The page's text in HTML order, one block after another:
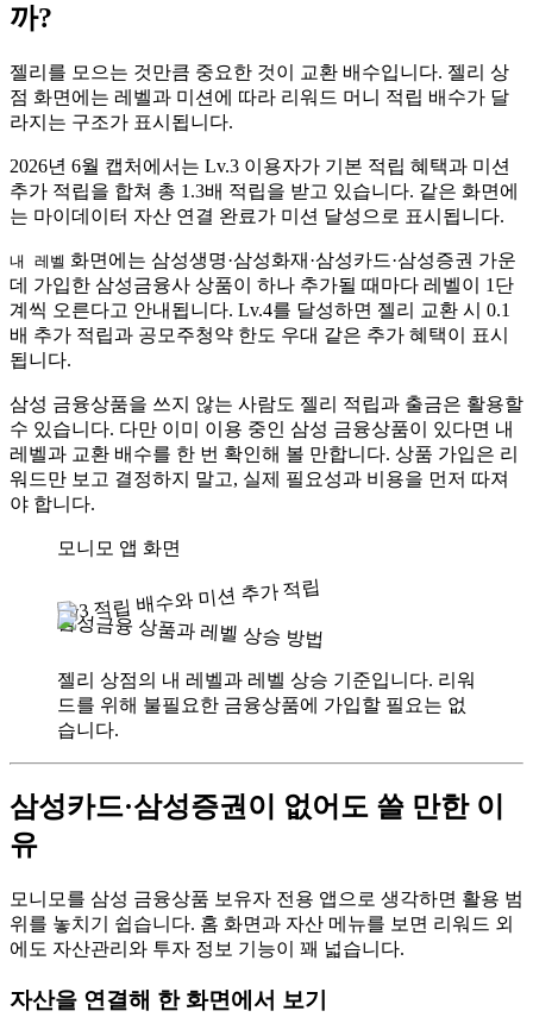
까?
젤리를 모으는 것만큼 중요한 것이 교환 배수입니다. 젤리 상
점 화면에는 레벨과 미션에 따라 리워드 머니 적립 배수가 달
라지는 구조가 표시됩니다.
2026년 6월 캡처에서는 Lv.3 이용자가 기본 적립 혜택과 미션
추가 적립을 합쳐 총 1.3배 적립을 받고 있습니다. 같은 화면에
는 마이데이터 자산 연결 완료가 미션 달성으로 표시됩니다.
내 레벨 화면에는 삼성생명·삼성화재·삼성카드·삼성증권 가운
데 가입한 삼성금융사 상품이 하나 추가될 때마다 레벨이 1단
계씩 오른다고 안내됩니다. Lv.4를 달성하면 젤리 교환 시 0.1
배 추가 적립과 공모주청약 한도 우대 같은 추가 혜택이 표시
됩니다.
삼성 금융상품을 쓰지 않는 사람도 젤리 적립과 출금은 활용할
수 있습니다. 다만 이미 이용 중인 삼성 금융상품이 있다면 내
레벨과 교환 배수를 한 번 확인해 볼 만합니다. 상품 가입은 리
워드만 보고 결정하지 말고, 실제 필요성과 비용을 먼저 따져
야 합니다.
모니모 앱 화면
Lv3 적립 배수와 미션 추가 적립
삼성금융 상품과 레벨 상승 방법
젤리 상점의 내 레벨과 레벨 상승 기준입니다. 리워
드를 위해 불필요한 금융상품에 가입할 필요는 없
습니다.
삼성카드·삼성증권이 없어도 쓸 만한 이
유
모니모를 삼성 금융상품 보유자 전용 앱으로 생각하면 활용 범
위를 놓치기 쉽습니다. 홈 화면과 자산 메뉴를 보면 리워드 외
에도 자산관리와 투자 정보 기능이 꽤 넓습니다.
자산을 연결해 한 화면에서 보기